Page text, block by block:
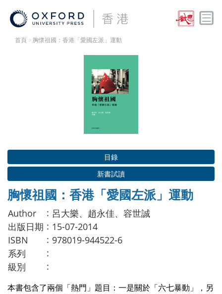
首頁 > 胸懷祖國：香港「愛國左派」運動
目錄
新書試讀
胸懷祖國：香港「愛國左派」運動
Author : 呂大樂、趙永佳、容世誠
出版日期 : 15-07-2014
ISBN
: 978019-944522-6
系列
:
級別
:
本書包含了兩個「熱門」題目：一是關於「六七暴動」，另